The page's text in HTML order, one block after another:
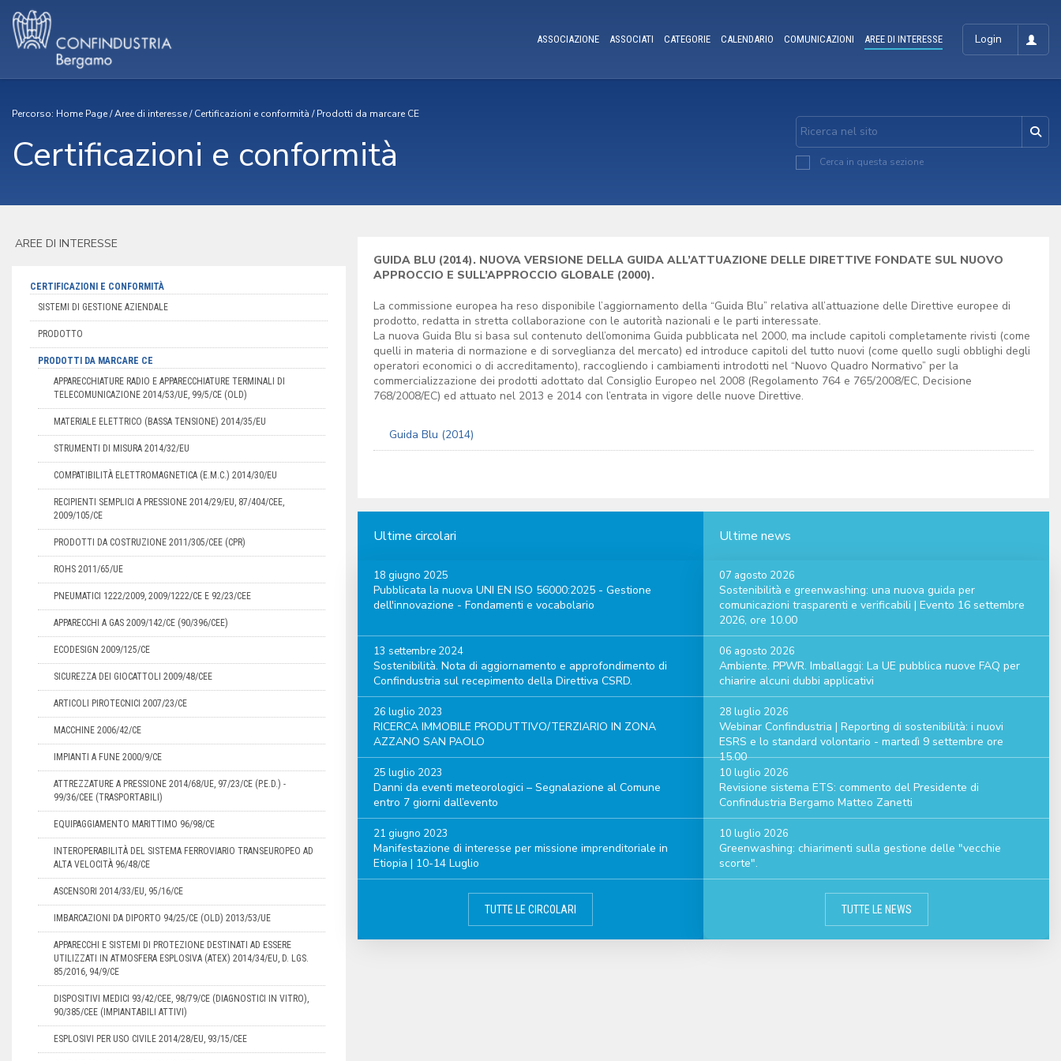
Login
ASSOCIAZIONE ASSOCIATI CATEGORIE CALENDARIO COMUNICAZIONI AREE DI INTERESSE
Percorso: Home Page/Aree di interesse/Certificazioni e conformità /Prodotti da marcare CE
Certificazioni e conformità Cerca in questa sezione
AREE DI INTERESSE
CERTIFICAZIONI E CONFORMITÀ
SISTEMI DI GESTIONE AZIENDALE
PRODOTTO
PRODOTTI DA MARCARE CE
APPARECCHIATURE RADIO E APPARECCHIATURE TERMINALI DI
TELECOMUNICAZIONE 2014/53/UE, 99/5/CE (OLD)
MATERIALE ELETTRICO (BASSA TENSIONE) 2014/35/EU
STRUMENTI DI MISURA 2014/32/EU
COMPATIBILITÀ ELETTROMAGNETICA (E.M.C.) 2014/30/EU
RECIPIENTI SEMPLICI A PRESSIONE 2014/29/EU, 87/404/CEE,
2009/105/CE
PRODOTTI DA COSTRUZIONE 2011/305/CEE (CPR)
ROHS 2011/65/UE
PNEUMATICI 1222/2009, 2009/1222/CE E 92/23/CEE
APPARECCHI A GAS 2009/142/CE (90/396/CEE)
ECODESIGN 2009/125/CE
SICUREZZA DEI GIOCATTOLI 2009/48/CEE
ARTICOLI PIROTECNICI 2007/23/CE
MACCHINE 2006/42/CE
IMPIANTI A FUNE 2000/9/CE
ATTREZZATURE A PRESSIONE 2014/68/UE, 97/23/CE (P.E.D.) -
99/36/CEE (TRASPORTABILI)
EQUIPAGGIAMENTO MARITTIMO 96/98/CE
INTEROPERABILITÀ DEL SISTEMA FERROVIARIO TRANSEUROPEO AD
ALTA VELOCITÀ 96/48/CE
ASCENSORI 2014/33/EU, 95/16/CE
IMBARCAZIONI DA DIPORTO 94/25/CE (OLD) 2013/53/UE
APPARECCHI E SISTEMI DI PROTEZIONE DESTINATI AD ESSERE
UTILIZZATI IN ATMOSFERA ESPLOSIVA (ATEX) 2014/34/EU, D. LGS.
85/2016, 94/9/CE
DISPOSITIVI MEDICI 93/42/CEE, 98/79/CE (DIAGNOSTICI IN VITRO),
90/385/CEE (IMPIANTABILI ATTIVI)
ESPLOSIVI PER USO CIVILE 2014/28/EU, 93/15/CEE
GUIDA BLU (2014). NUOVA VERSIONE DELLA GUIDA ALL’ATTUAZIONE DELLE DIRETTIVE FONDATE SUL NUOVO
APPROCCIO E SULL’APPROCCIO GLOBALE (2000).
La commissione europea ha reso disponibile l’aggiornamento della “Guida Blu” relativa all’attuazione delle Direttive europee di
prodotto, redatta in stretta collaborazione con le autorità nazionali e le parti interessate.
La nuova Guida Blu si basa sul contenuto dell’omonima Guida pubblicata nel 2000, ma include capitoli completamente rivisti (come
quelli in materia di normazione e di sorveglianza del mercato) ed introduce capitoli del tutto nuovi (come quello sugli obblighi degli
operatori economici o di accreditamento), raccogliendo i cambiamenti introdotti nel “Nuovo Quadro Normativo” per la
commercializzazione dei prodotti adottato dal Consiglio Europeo nel 2008 (Regolamento 764 e 765/2008/EC, Decisione
768/2008/EC) ed attuato nel 2013 e 2014 con l’entrata in vigore delle nuove Direttive.
Guida Blu (2014)
Ultime circolari
18 giugno 2025
Pubblicata la nuova UNI EN ISO 56000:2025 - Gestione
dell'innovazione - Fondamenti e vocabolario
13 settembre 2024
Sostenibilità. Nota di aggiornamento e approfondimento di
Confindustria sul recepimento della Direttiva CSRD.
26 luglio 2023
RICERCA IMMOBILE PRODUTTIVO/TERZIARIO IN ZONA
AZZANO SAN PAOLO
25 luglio 2023
Danni da eventi meteorologici – Segnalazione al Comune
entro 7 giorni dall’evento
21 giugno 2023
Manifestazione di interesse per missione imprenditoriale in
Etiopia | 10-14 Luglio
TUTTE LE CIRCOLARI
Ultime news
07 agosto 2026
Sostenibilità e greenwashing: una nuova guida per
comunicazioni trasparenti e verificabili | Evento 16 settembre
2026, ore 10.00
06 agosto 2026
Ambiente. PPWR. Imballaggi: La UE pubblica nuove FAQ per
chiarire alcuni dubbi applicativi
28 luglio 2026
Webinar Confindustria | Reporting di sostenibilità: i nuovi
ESRS e lo standard volontario - martedì 9 settembre ore
15.00
10 luglio 2026
Revisione sistema ETS: commento del Presidente di
Confindustria Bergamo Matteo Zanetti
10 luglio 2026
Greenwashing: chiarimenti sulla gestione delle "vecchie
scorte".
TUTTE LE NEWS